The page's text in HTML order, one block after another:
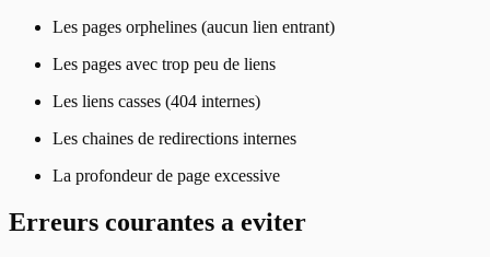
Les pages orphelines (aucun lien entrant)
Les pages avec trop peu de liens
Les liens casses (404 internes)
Les chaines de redirections internes
La profondeur de page excessive
Erreurs courantes a eviter